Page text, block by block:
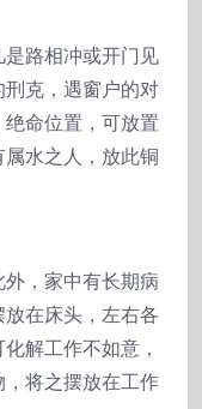
路相冲或开门见
克，遇窗户的对
命位置，可放置
水之人，放此铜
，家中有长期病
在床头，左右各
解工作不如意，
将之摆放在工作